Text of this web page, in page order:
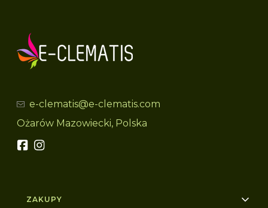
e-clematis@e-clematis.com
Ożarów Mazowiecki, Polska
Linki w stopce
ZAKUPY